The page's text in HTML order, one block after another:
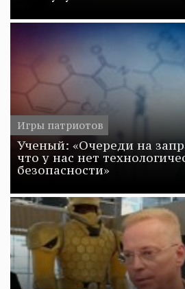
Игры патриотов
Ученый: «Очереди на
что у нас нет
безопасности»